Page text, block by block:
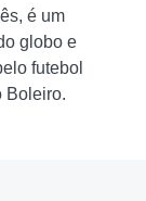
é um
globo e
futebol
Boleiro.